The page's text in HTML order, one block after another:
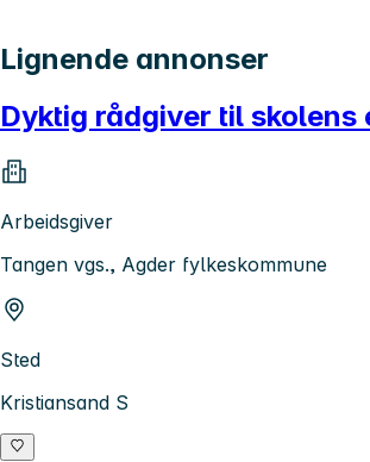
Lignende annonser
Dyktig rådgiver til skolens
Arbeidsgiver
Tangen vgs., Agder fylkeskommune
Sted
Kristiansand S